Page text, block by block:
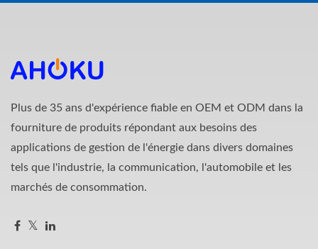
Plus de 35 ans d'expérience fiable en OEM et ODM dans la
fourniture de produits répondant aux besoins des
applications de gestion de l'énergie dans divers domaines
tels que l'industrie, la communication, l'automobile et les
marchés de consommation.